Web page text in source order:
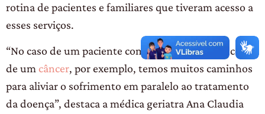
rotina de pacientes e familiares que tiveram acesso a
esses serviços.
“No caso de um paciente com muitas dores por conta
de um câncer, por exemplo, temos muitos caminhos
para aliviar o sofrimento em paralelo ao tratamento
da doença”, destaca a médica geriatra Ana Claudia